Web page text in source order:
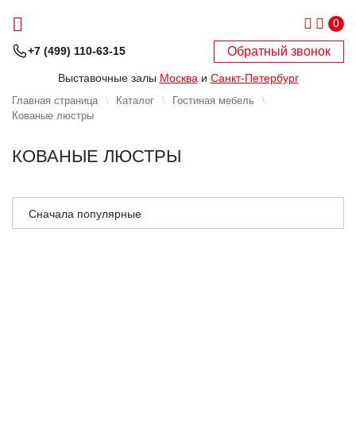
0
+7 (499) 110-63-15 Обратный звонок
Выставочные залы Москва и Санкт-Петербург
Главная страница Каталог
Гостиная мебель
Кованые люстры
КОВАНЫЕ ЛЮСТРЫ
Сначала популярные